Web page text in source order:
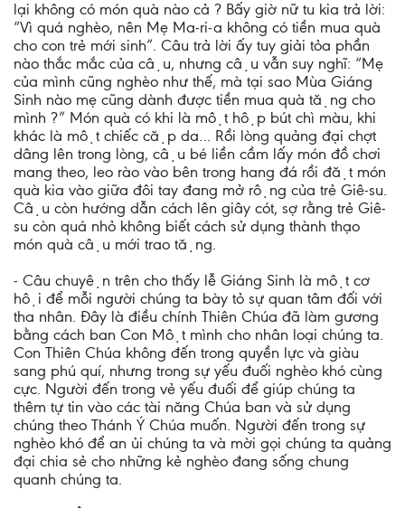
lại không có món quà nào cả ? Bấy giờ nữ tu kia trả lời:
“Vì quá nghèo, nên Mẹ Ma-ri-a không có tiền mua quà
cho con trẻ mới sinh”. Câu trả lời ấy tuy giải tỏa phần
nào thắc mắc của cậu, nhưng cậu vẫn suy nghĩ: “Mẹ
của mình cũng nghèo như thế, mà tại sao Mùa Giáng
Sinh nào mẹ cũng dành được tiền mua quà tặng cho
mình ?” Món quà có khi là một hộp bút chì màu, khi
khác là một chiếc cặp da… Rồi lòng quảng đại chợt
dâng lên trong lòng, cậu bé liền cầm lấy món đồ chơi
mang theo, leo rào vào bên trong hang đá rồi đặt món
quà kia vào giữa đôi tay đang mở rộng của trẻ Giê-su.
Cậu còn hướng dẫn cách lên giây cót, sợ rằng trẻ Giê-
su còn quá nhỏ không biết cách sử dụng thành thạo
món quà cậu mới trao tặng.
- Câu chuyện trên cho thấy lễ Giáng Sinh là một cơ
hội để mỗi người chúng ta bày tỏ sự quan tâm đối với
tha nhân. Đây là điều chính Thiên Chúa đã làm gương
bằng cách ban Con Một mình cho nhân loại chúng ta.
Con Thiên Chúa không đến trong quyền lực và giàu
sang phú quí, nhưng trong sự yếu đuối nghèo khó cùng
cực. Người đến trong vẻ yếu đuối để giúp chúng ta
thêm tự tin vào các tài năng Chúa ban và sử dụng
chúng theo Thánh Ý Chúa muốn. Người đến trong sự
nghèo khó để an ủi chúng ta và mời gọi chúng ta quảng
đại chia sẻ cho những kẻ nghèo đang sống chung
quanh chúng ta.